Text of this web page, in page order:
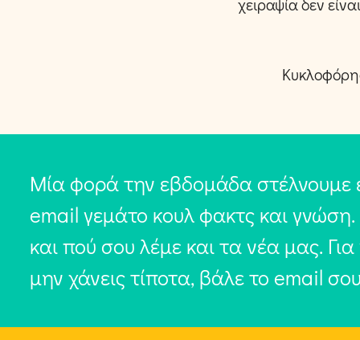
Μία φορά την εβδομάδα στέλνουμε
email γεμάτο κουλ φακτς και
και πού σου λέμε και τα νέα μας.
μην χάνεις τίποτα, βάλε το email